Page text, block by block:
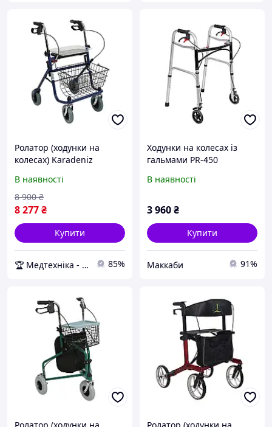
Ролатор (ходунки на
колесах) Karadeniz
Медтехніка
В наявності
8 277₴
8 900 ₴
Купити
🏆 Медтехніка - 20 років надійності 85%
Ходунки на колесах із
гальмами PR-450
В наявності
3 960₴
Купити
Маккаби 91%